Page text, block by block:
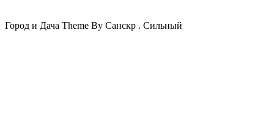
Город и Дача Theme By Санскр . Сильный